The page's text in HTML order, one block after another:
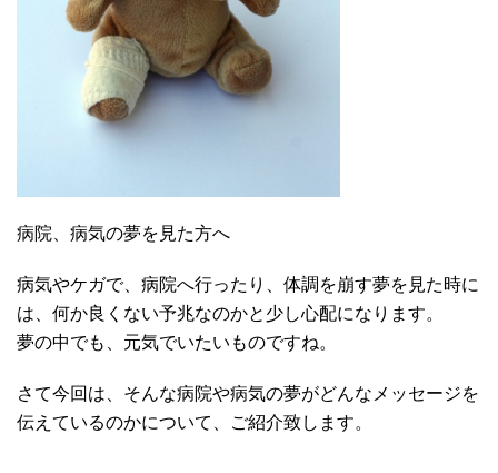
病院、病気の夢を見た方へ
病気やケガで、病院へ行ったり、体調を崩す夢を見た時に
は、何か良くない予兆なのかと少し心配になります。
夢の中でも、元気でいたいものですね。
さて今回は、そんな病院や病気の夢がどんなメッセージを
伝えているのかについて、ご紹介致します。